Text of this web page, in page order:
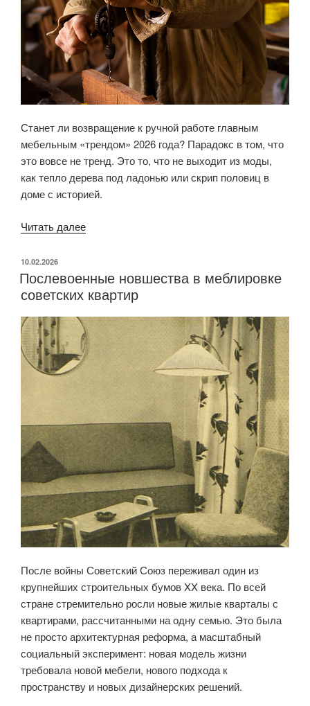
Станет ли возвращение к ручной работе главным
мебельным «трендом» 2026 года? Парадокс в том, что
это вовсе не тренд. Это то, что не выходит из моды,
как тепло дерева под ладонью или скрип половиц в
доме с историей.
Читать далее
конвейер»
ОПУБЛИКОВАНО
10.02.2026
Послевоенные новшества в меблировке
советских квартир
После войны Советский Союз переживал один из
крупнейших строительных бумов XX века. По всей
стране стремительно росли новые жилые кварталы с
квартирами, рассчитанными на одну семью. Это была
не просто архитектурная реформа, а масштабный
социальный эксперимент: новая модель жизни
требовала новой мебели, нового подхода к
пространству и новых дизайнерских решений.